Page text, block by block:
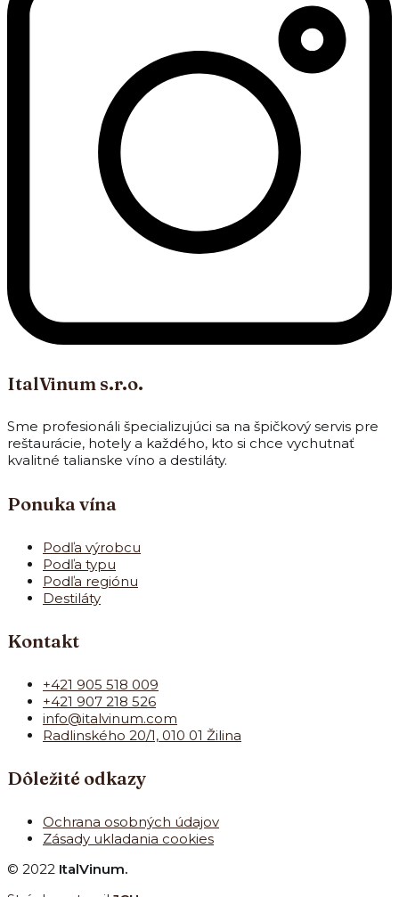
ItalVinum s.r.o.
Sme profesionáli špecializujúci sa na špičkový servis pre
reštaurácie, hotely a každého, kto si chce vychutnať
kvalitné talianske víno a destiláty.
Ponuka vína
Podľa výrobcu
Podľa typu
Podľa regiónu
Destiláty
Kontakt
+421 905 518 009
+421 907 218 526
info@italvinum.com
Radlinského 20/1, 010 01 Žilina
Dôležité odkazy
Ochrana osobných údajov
Zásady ukladania cookies
© 2022 ItalVinum.